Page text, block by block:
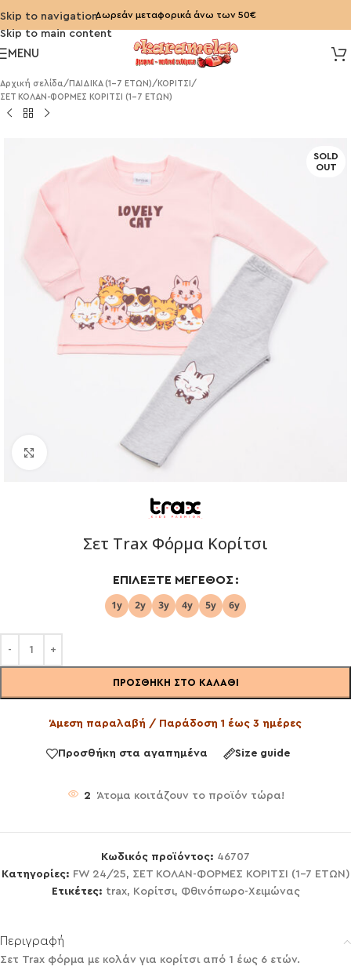
Skip to navigation
Skip to main content
Δωρεάν μεταφορικά άνω των 50€
MENU
Αρχική σελίδα/ ΠΑΙΔΙΚΑ (1-7 ΕΤΩΝ)/ ΚΟΡΙΤΣΙ /
ΣΕΤ ΚΟΛΑΝ-ΦΟΡΜΕΣ ΚΟΡΙΤΣΙ (1-7 ΕΤΩΝ)
SOLD
OUT
Click to enlarge
Σετ Trax Φόρμα Κορίτσι
ΕΠΙΛΈΞΤΕ ΜΈΓΕΘΟΣ
ΠΡΟΣΘΉΚΗ ΣΤΟ ΚΑΛΆΘΙ
Άμεση παραλαβή / Παράδοση 1 έως 3 ημέρες
Προσθήκη στα αγαπημένα Size guide
2 Άτομα κοιτάζουν το προϊόν τώρα!
Κωδικός προϊόντος: 46707
Κατηγορίες: FW 24/25, ΣΕΤ ΚΟΛΑΝ-ΦΟΡΜΕΣ ΚΟΡΙΤΣΙ (1-7 ΕΤΩΝ)
Ετικέτες: trax, Κορίτσι, Φθινόπωρο-Χειμώνας
Περιγραφή
Σετ Trax φόρμα με κολάν για κορίτσι από 1 έως 6 ετών.